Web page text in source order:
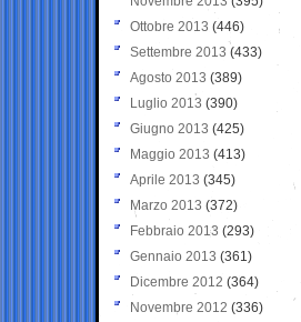
Ottobre 2013 (446)
Settembre 2013 (433)
Agosto 2013 (389)
Luglio 2013 (390)
Giugno 2013 (425)
Maggio 2013 (413)
Aprile 2013 (345)
Marzo 2013 (372)
Febbraio 2013 (293)
Gennaio 2013 (361)
Dicembre 2012 (364)
Novembre 2012 (336)